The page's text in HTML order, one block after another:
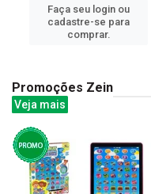
Faça seu login ou
cadastre-se para
comprar.
Promoções Zein
Veja mais